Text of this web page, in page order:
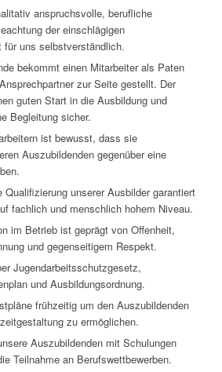
anspruchsvolle, berufliche
der einschlägigen
für uns selbstverständlich.
bekommt einen Mitarbeiter als Paten
zur Seite gestellt. Der
guten Start in die Ausbildung und
Begleitung sicher.
ist bewusst, dass sie
Auszubildenden gegenüber eine
Qualifizierung unserer Ausbilder garantiert
fachlich und menschlich hohem Niveau.
im Betrieb ist geprägt von Offenheit,
und gegenseitigem Respekt.
Jugendarbeitsschutzgesetz,
und Ausbildungsordnung.
frühzeitig um den Auszubildenden
zu ermöglichen.
Auszubildenden mit Schulungen
Teilnahme an Berufswettbewerben.